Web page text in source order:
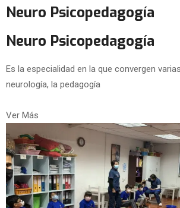
Neuro Psicopedagogía
Neuro Psicopedagogía
Es la especialidad en la que convergen
neurología, la pedagogía
Ver Más